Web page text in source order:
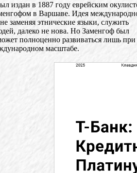
издан в 1887 году еврейским
в Варшаве. Идея
заменяя этнические языки, служить
далеко не нова. Но Заменгоф был
полноценно развиваться лишь при
масштабе.